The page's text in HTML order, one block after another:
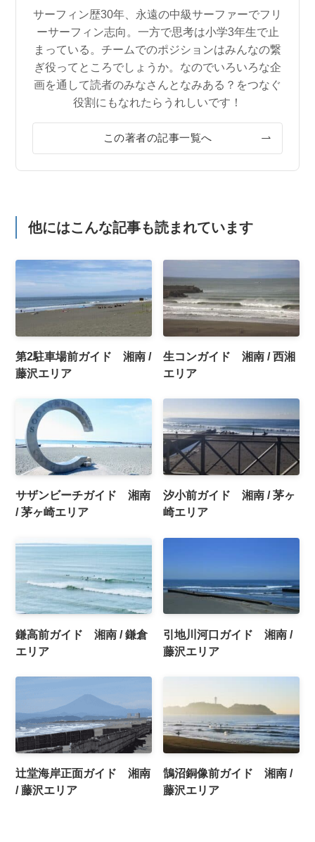
サーフィン歴30年、永遠の中級サーファーでフリ
ーサーフィン志向。一方で思考は小学3年生で止
まっている。チームでのポジションはみんなの繋
ぎ役ってところでしょうか。なのでいろいろな企
画を通して読者のみなさんとなみある？をつなぐ
役割にもなれたらうれしいです！
この著者の記事一覧へ
他にはこんな記事も読まれています
第2駐車場前ガイド 湘南 /
藤沢エリア
生コンガイド 湘南 / 西湘
エリア
サザンビーチガイド 湘南
/ 茅ヶ崎エリア
汐小前ガイド 湘南 / 茅ヶ
崎エリア
鎌高前ガイド 湘南 / 鎌倉
エリア
引地川河口ガイド 湘南 /
藤沢エリア
辻堂海岸正面ガイド 湘南
/ 藤沢エリア
鵠沼銅像前ガイド 湘南 /
藤沢エリア